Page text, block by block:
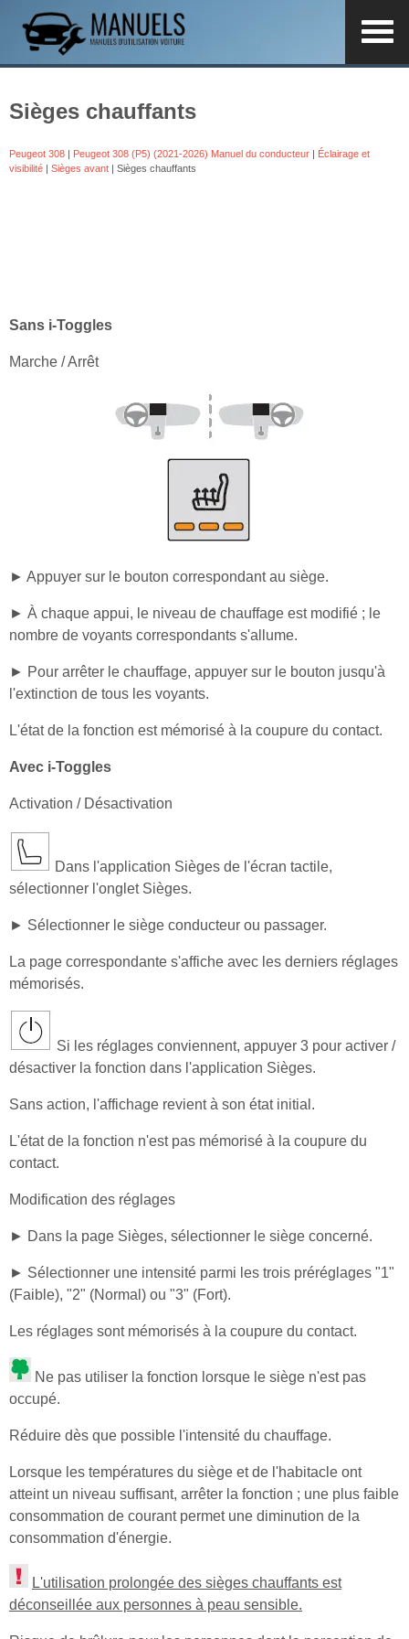
Sièges chauffants
Peugeot 308 | Peugeot 308 (P5) (2021-2026) Manuel du conducteur | Éclairage et
visibilité | Sièges avant | Sièges chauffants
Sans i-Toggles
Marche / Arrêt
► Appuyer sur le bouton correspondant au siège.
► À chaque appui, le niveau de chauffage est modifié ; le
nombre de voyants correspondants s'allume.
► Pour arrêter le chauffage, appuyer sur le bouton jusqu'à
l'extinction de tous les voyants.
L'état de la fonction est mémorisé à la coupure du contact.
Avec i-Toggles
Activation / Désactivation
Dans l'application Sièges de l'écran tactile,
sélectionner l'onglet Sièges.
► Sélectionner le siège conducteur ou passager.
La page correspondante s'affiche avec les derniers réglages
mémorisés.
Si les réglages conviennent, appuyer 3 pour activer /
désactiver la fonction dans l'application Sièges.
Sans action, l'affichage revient à son état initial.
L'état de la fonction n'est pas mémorisé à la coupure du
contact.
Modification des réglages
► Dans la page Sièges, sélectionner le siège concerné.
► Sélectionner une intensité parmi les trois préréglages "1"
(Faible), "2" (Normal) ou "3" (Fort).
Les réglages sont mémorisés à la coupure du contact.
Ne pas utiliser la fonction lorsque le siège n'est pas
occupé.
Réduire dès que possible l'intensité du chauffage.
Lorsque les températures du siège et de l'habitacle ont
atteint un niveau suffisant, arrêter la fonction ; une plus faible
consommation de courant permet une diminution de la
consommation d'énergie.
L'utilisation prolongée des sièges chauffants est
déconseillée aux personnes à peau sensible.